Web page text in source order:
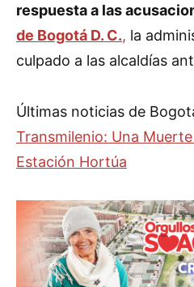
respuesta a las
de Bogotá D. C., la
culpado a las alcaldías
Últimas noticias de
Transmilenio: Una
Estación Hortúa